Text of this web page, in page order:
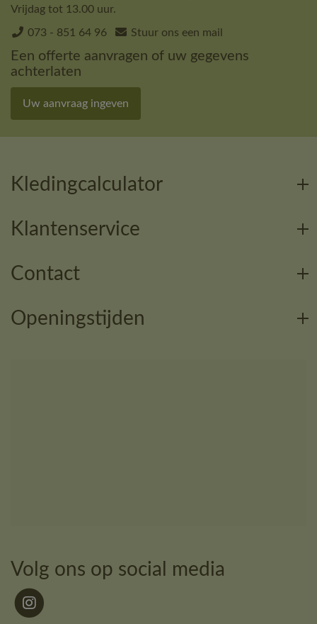
Vrijdag tot 13.00 uur.
073 - 851 64 96 Stuur ons een mail
Een offerte aanvragen of uw gegevens
achterlaten
Uw aanvraag ingeven
Kledingcalculator
Klantenservice
Contact
Openingstijden
Volg ons op social media